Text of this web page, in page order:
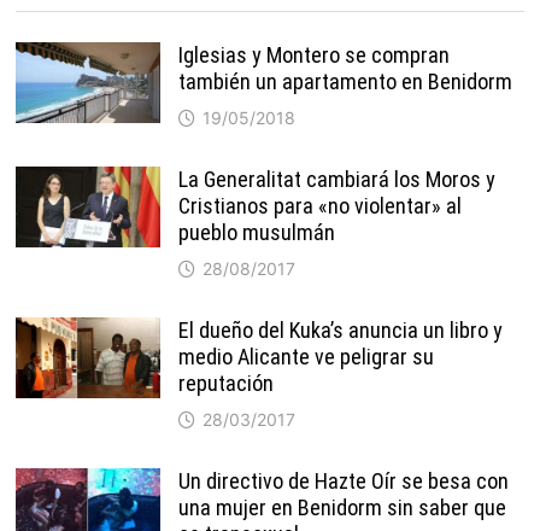
Iglesias y Montero se compran
también un apartamento en Benidorm
19/05/2018
La Generalitat cambiará los Moros y
Cristianos para «no violentar» al
pueblo musulmán
28/08/2017
El dueño del Kuka’s anuncia un libro y
medio Alicante ve peligrar su
reputación
28/03/2017
Un directivo de Hazte Oír se besa con
una mujer en Benidorm sin saber que